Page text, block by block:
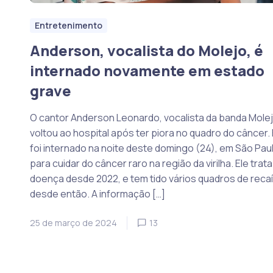
Entretenimento
Anderson, vocalista do Molejo, é
internado novamente em estado
grave
O cantor Anderson Leonardo, vocalista da banda
voltou ao hospital após ter piora no quadro do câncer.
foi internado na noite deste domingo (24), em São
para cuidar do câncer raro na região da virilha. Ele
doença desde 2022, e tem tido vários quadros de
desde então. A informação […]
25 de março de 2024 13